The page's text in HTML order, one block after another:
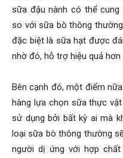
sữa đậu nành có thể
so với sữa bò thông
đặc biệt là sữa hạt được
nhờ đó, hỗ trợ hiệu quả hơn
Bên cạnh đó, một điểm
hàng lựa chọn sữa thực
sử dụng bởi bất kỳ ai mà
loại sữa bò thông thường
người dị ứng với hợp